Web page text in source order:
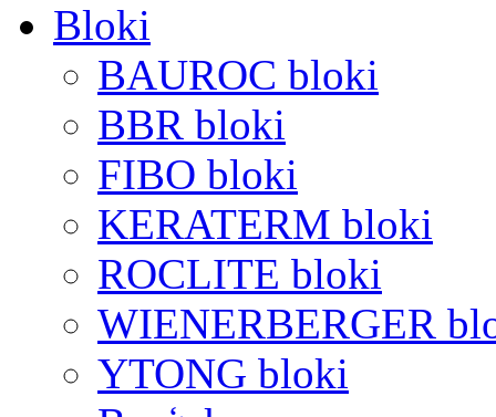
Bloki
BAUROC bloki
BBR bloki
FIBO bloki
KERATERM bloki
ROCLITE bloki
WIENERBERGER
YTONG bloki